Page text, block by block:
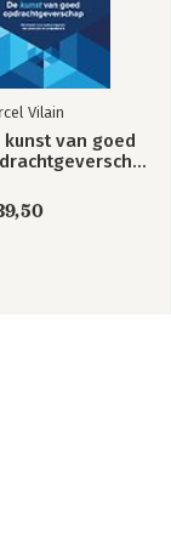
Vilain
kunst van goed
opdrachtgeverschap